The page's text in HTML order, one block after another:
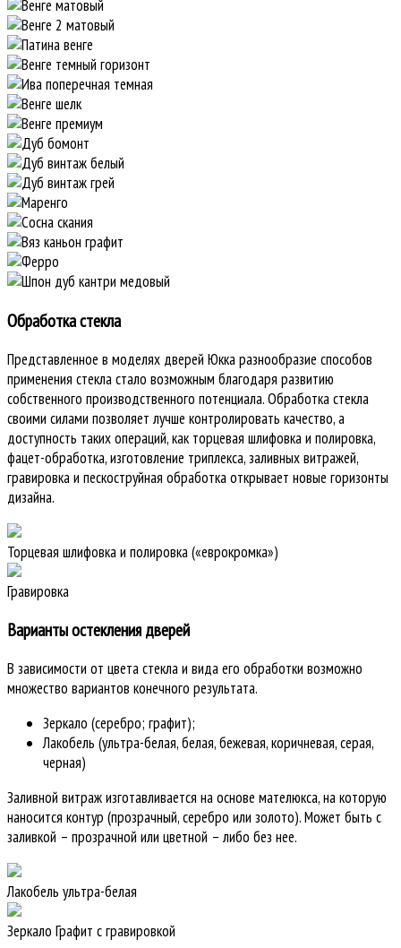
Обработка стекла
Представленное в моделях дверей Юкка разнообразие способов
применения стекла стало возможным благодаря развитию
собственного производственного потенциала. Обработка стекла
своими силами позволяет лучше контролировать качество, а
доступность таких операций, как торцевая шлифовка и полировка,
фацет-обработка, изготовление триплекса, заливных витражей,
гравировка и пескоструйная обработка открывает новые горизонты
дизайна.
Торцевая шлифовка и полировка («еврокромка»)
Гравировка
Варианты остекления дверей
В зависимости от цвета стекла и вида его обработки возможно
множество вариантов конечного результата.
Зеркало (серебро; графит);
Лакобель (ультра-белая, белая, бежевая, коричневая, серая,
черная)
Заливной витраж изготавливается на основе мателюкса, на которую
наносится контур (прозрачный, серебро или золото). Может быть с
заливкой – прозрачной или цветной – либо без нее.
Лакобель ультра-белая
Зеркало Графит с гравировкой